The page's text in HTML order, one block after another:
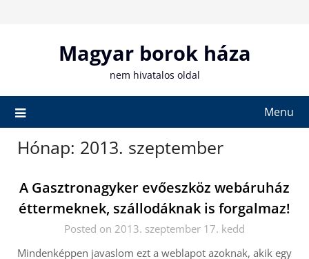
Magyar borok háza
nem hivatalos oldal
Menu
Hónap: 2013. szeptember
A Gasztronagyker evőeszköz webáruház
éttermeknek, szállodáknak is forgalmaz!
Posted on 2013. szeptember 17. kedd
Mindenképpen javaslom ezt a weblapot azoknak, akik egy